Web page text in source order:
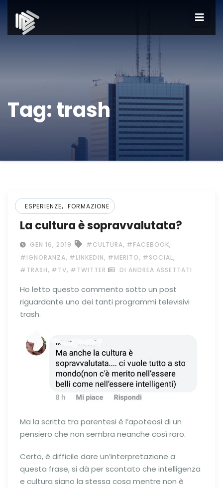
Tag:trash
ESPERIENZE, FORMAZIONE
La cultura è sopravvalutata?
GEN 16, 2019 #CULTURA, #FACEBOOK,
#IGNORANZA, #LINKEDIN, #MERITO, #SOCIAL,
#TRASH, #TV, #TWITTER DI ANDREA ASSETTATI
Ho letto questo commento sotto un post
riguardante uno dei tanti programmi televisivi
trash.
Ma la scritta tra parentesi è l’apoteosi di un
pensiero che non sembra neanche così raro.
Certo, è difficile dare un’interpretazione a
questa frase, si dà per scontato che intelligenza
e cultura siano la stessa cosa mentre non è